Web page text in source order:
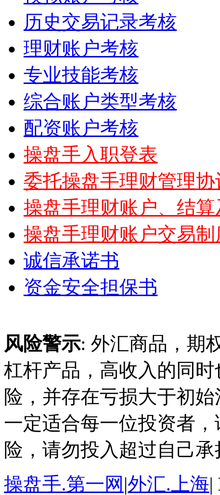
历史交易记录考核
理财账户考核
专业技能考核
综合账户类型考核
配资账户考核
操盘手入职登表
委托操盘手理财管理协
操盘手理财账户、结
操盘手理财账户交易制
诚信承诺书
资金安全担保书
风险警示: 外汇商品，期
杠杆产品，高收入的同
险，并存在亏损大于初
一定适合每一位投资者
险，请勿投入超过自己
操盘手.第一网 |外汇.上海|